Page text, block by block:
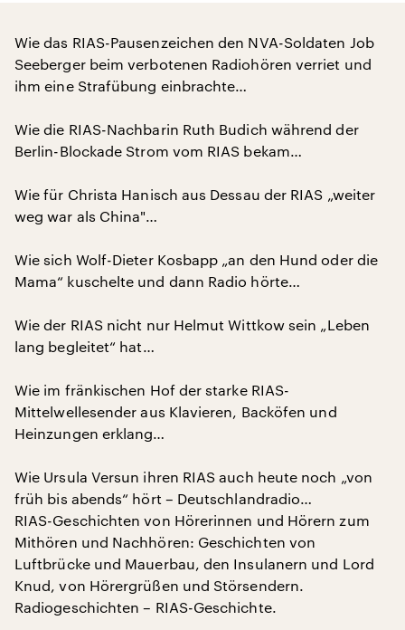
Wie das RIAS-Pausenzeichen den NVA-Soldaten Job
Seeberger beim verbotenen Radiohören verriet und
ihm eine Strafübung einbrachte…
Wie die RIAS-Nachbarin Ruth Budich während der
Berlin-Blockade Strom vom RIAS bekam…
Wie für Christa Hanisch aus Dessau der RIAS „weiter
weg war als China"…
Wie sich Wolf-Dieter Kosbapp „an den Hund oder die
Mama“ kuschelte und dann Radio hörte…
Wie der RIAS nicht nur Helmut Wittkow sein „Leben
lang begleitet“ hat…
Wie im fränkischen Hof der starke RIAS-
Mittelwellesender aus Klavieren, Backöfen und
Heinzungen erklang…
Wie Ursula Versun ihren RIAS auch heute noch „von
früh bis abends“ hört – Deutschlandradio…
RIAS-Geschichten von Hörerinnen und Hörern zum
Mithören und Nachhören: Geschichten von
Luftbrücke und Mauerbau, den Insulanern und Lord
Knud, von Hörergrüßen und Störsendern.
Radiogeschichten – RIAS-Geschichte.